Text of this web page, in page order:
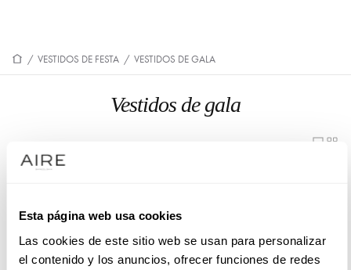
Esta página web usa cookies
Las cookies de este sitio web se usan para personalizar
el contenido y los anuncios, ofrecer funciones de redes
/ VESTIDOS DE FESTA / VESTIDOS DE GALA
Vestidos de gala